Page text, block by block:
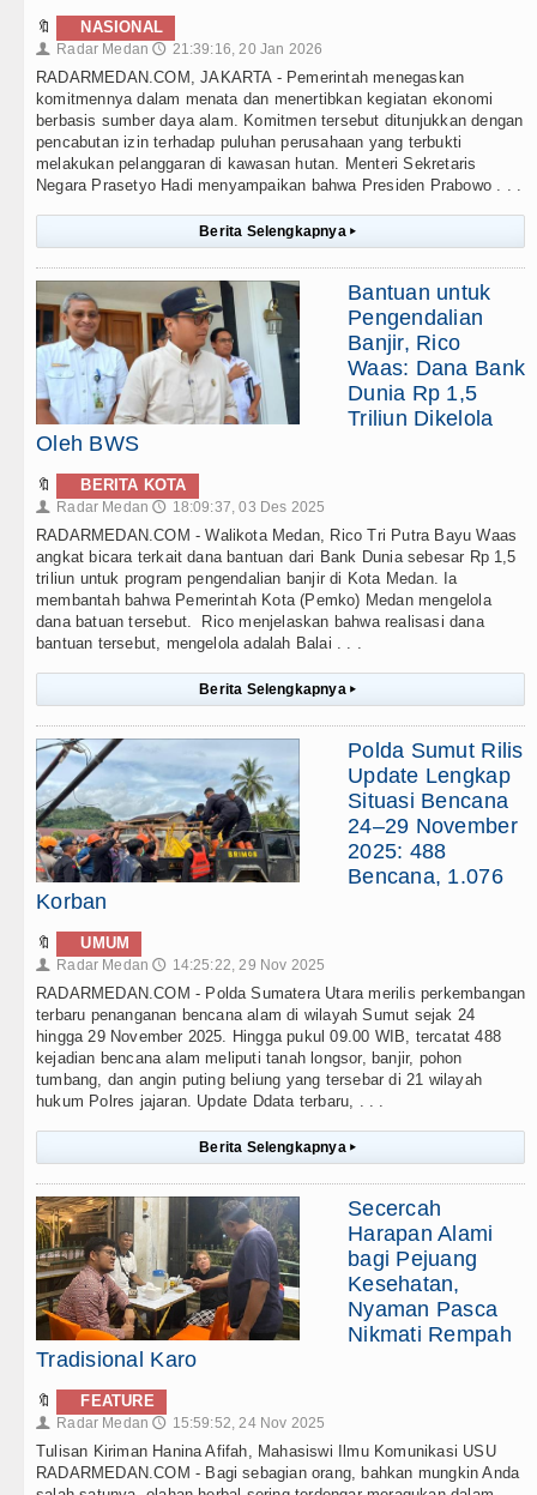
🔖 NASIONAL
👤 Radar Medan 🕔 21:39:16, 20 Jan 2026
RADARMEDAN.COM, JAKARTA - Pemerintah menegaskan
komitmennya dalam menata dan menertibkan kegiatan ekonomi
berbasis sumber daya alam. Komitmen tersebut ditunjukkan dengan
pencabutan izin terhadap puluhan perusahaan yang terbukti
melakukan pelanggaran di kawasan hutan. Menteri Sekretaris
Negara Prasetyo Hadi menyampaikan bahwa Presiden Prabowo . . .
Berita Selengkapnya ▸
Bantuan untuk
Pengendalian
Banjir, Rico
Waas: Dana Bank
Dunia Rp 1,5
Triliun Dikelola
Oleh BWS
🔖 BERITA KOTA
👤 Radar Medan 🕔 18:09:37, 03 Des 2025
RADARMEDAN.COM - Walikota Medan, Rico Tri Putra Bayu Waas
angkat bicara terkait dana bantuan dari Bank Dunia sebesar Rp 1,5
triliun untuk program pengendalian banjir di Kota Medan. Ia
membantah bahwa Pemerintah Kota (Pemko) Medan mengelola
dana batuan tersebut. Rico menjelaskan bahwa realisasi dana
bantuan tersebut, mengelola adalah Balai . . .
Berita Selengkapnya ▸
Polda Sumut Rilis
Update Lengkap
Situasi Bencana
24–29 November
2025: 488
Bencana, 1.076
Korban
🔖 UMUM
👤 Radar Medan 🕔 14:25:22, 29 Nov 2025
RADARMEDAN.COM - Polda Sumatera Utara merilis perkembangan
terbaru penanganan bencana alam di wilayah Sumut sejak 24
hingga 29 November 2025. Hingga pukul 09.00 WIB, tercatat 488
kejadian bencana alam meliputi tanah longsor, banjir, pohon
tumbang, dan angin puting beliung yang tersebar di 21 wilayah
hukum Polres jajaran. Update Ddata terbaru, . . .
Berita Selengkapnya ▸
Secercah
Harapan Alami
bagi Pejuang
Kesehatan,
Nyaman Pasca
Nikmati Rempah
Tradisional Karo
🔖 FEATURE
👤 Radar Medan 🕔 15:59:52, 24 Nov 2025
Tulisan Kiriman Hanina Afifah, Mahasiswi Ilmu Komunikasi USU
RADARMEDAN.COM - Bagi sebagian orang, bahkan mungkin Anda